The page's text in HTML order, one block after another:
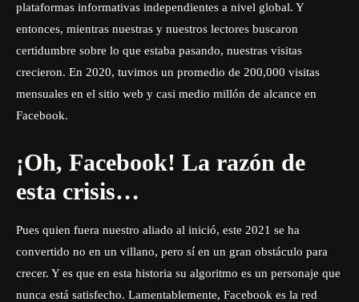
plataformas informativas independientes a nivel global. Y
entonces, mientras nuestras y nuestros lectores buscaron
certidumbre sobre lo que estaba pasando, nuestras visitas
crecieron. En 2020, tuvimos un promedio de 200,000 visitas
mensuales en el sitio web y casi medio millón de alcance en
Facebook.
¡Oh, Facebook! La razón de
esta crisis…
Pues quien fuera nuestro aliado al inició, este 2021 se ha
convertido no en un villano, pero sí en un gran obstáculo para
crecer. Y es que en esta historia su algoritmo es un personaje que
nunca está satisfecho. Lamentablemente, Facebook es la red